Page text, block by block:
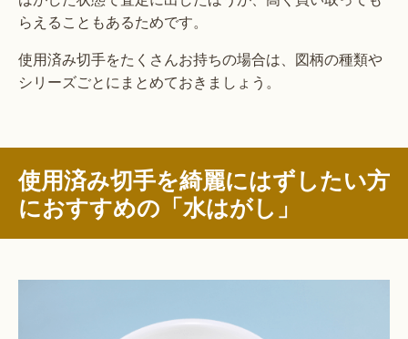
らえることもあるためです。
使用済み切手をたくさんお持ちの場合は、図柄の種類や
シリーズごとにまとめておきましょう。
使用済み切手を綺麗にはずしたい方
におすすめの「水はがし」